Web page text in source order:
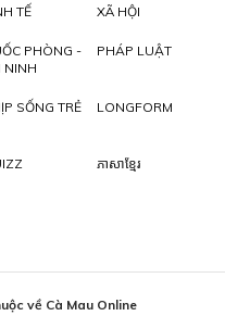
TẾ XÃ HỘI
PHÒNG -
NINH
PHÁP LUẬT
SỐNG TRẺ LONGFORM
ភាសាខ្មែរ
về Cà Mau Online